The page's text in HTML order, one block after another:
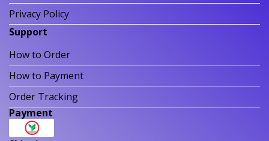
Privacy Policy
Support
How to Order
How to Payment
Order Tracking
Payment